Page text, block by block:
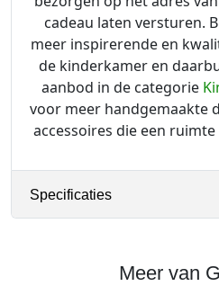
cadeau laten versturen.
meer inspirerende en
de kinderkamer en
aanbod in de categorie
voor meer handgemaakte
accessoires die een
Specificaties
Meer van